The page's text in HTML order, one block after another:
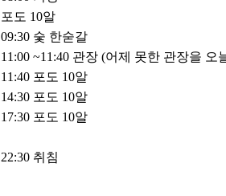
포도 10알
09:30 숯 한숟갈
11:00 ~11:40 관장 (어제 못한 관장을 오
11:40 포도 10알
14:30 포도 10알
17:30 포도 10알
22:30 취침